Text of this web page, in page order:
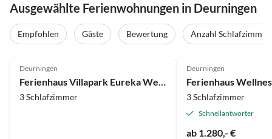
Ausgewählte Ferienwohnungen in Deurningen
Empfohlen Gäste Bewertung
Anzahl Schlafzimmer
Deurningen
3 Schlafzimmer
Deurningen
3 Schlafzimmer
Schnellantworter
ab 1.280,- €